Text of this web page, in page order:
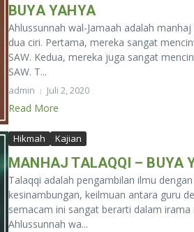
BUYA YAHYA
Ahlussunnah wal-Jamaah adalah
dua ciri. Pertama, mereka sangat
SAW. Kedua, mereka juga sangat
SAW. T...
admin Juli 2, 2020
Read More
Hikmah Kajian
MANHAJ TALAQQI – BUYA
Talaqqi adalah pengambilan ilmu
kesinambungan, keilmuan antara guru
semacam ini sangat berarti dalam
Ahlussunnah wa...